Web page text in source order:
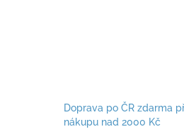
Doprava po ČR zdarma
nákupu nad 2000 Kč